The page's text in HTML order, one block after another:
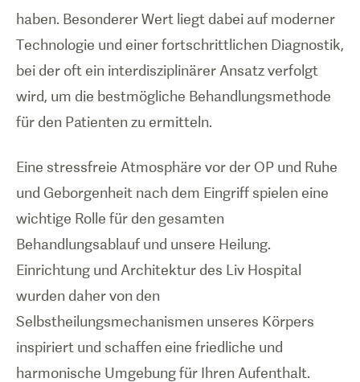
haben. Besonderer Wert liegt dabei auf moderner
Technologie und einer fortschrittlichen Diagnostik,
bei der oft ein interdisziplinärer Ansatz verfolgt
wird, um die bestmögliche Behandlungsmethode
für den Patienten zu ermitteln.
Eine stressfreie Atmosphäre vor der OP und Ruhe
und Geborgenheit nach dem Eingriff spielen eine
wichtige Rolle für den gesamten
Behandlungsablauf und unsere Heilung.
Einrichtung und Architektur des Liv Hospital
wurden daher von den
Selbstheilungsmechanismen unseres Körpers
inspiriert und schaffen eine friedliche und
harmonische Umgebung für Ihren Aufenthalt.